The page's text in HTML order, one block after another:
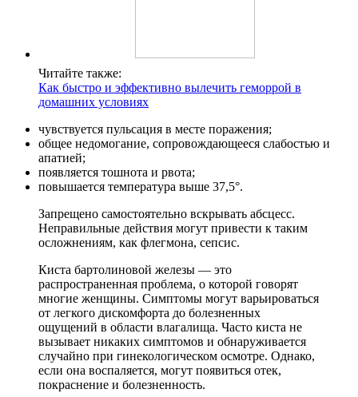
Читайте также:
Как быстро и эффективно вылечить геморрой в
домашних условиях
чувствуется пульсация в месте поражения;
общее недомогание, сопровождающееся слабостью и
апатией;
появляется тошнота и рвота;
повышается температура выше 37,5°.
Запрещено самостоятельно вскрывать абсцесс.
Неправильные действия могут привести к таким
осложнениям, как флегмона, сепсис.
Киста бартолиновой железы — это
распространенная проблема, о которой говорят
многие женщины. Симптомы могут варьироваться
от легкого дискомфорта до болезненных
ощущений в области влагалища. Часто киста не
вызывает никаких симптомов и обнаруживается
случайно при гинекологическом осмотре. Однако,
если она воспаляется, могут появиться отек,
покраснение и болезненность.